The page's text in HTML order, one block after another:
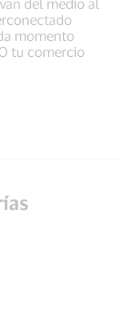
momento
tu comercio